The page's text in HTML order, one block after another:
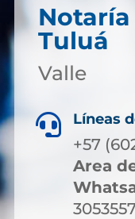
Tuluá
Valle
 Líneas
+57
Area